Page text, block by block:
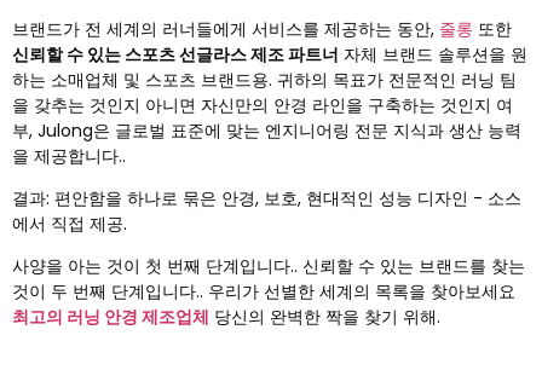
브랜드가 전 세계의 러너들에게 서비스를 제공하는 동안, 줄롱 또한
신뢰할 수 있는 스포츠 선글라스 제조 파트너 자체 브랜드 솔루션을 원
하는 소매업체 및 스포츠 브랜드용. 귀하의 목표가 전문적인 러닝 팀
을 갖추는 것인지 아니면 자신만의 안경 라인을 구축하는 것인지 여
부, Julong은 글로벌 표준에 맞는 엔지니어링 전문 지식과 생산 능력
을 제공합니다..
결과: 편안함을 하나로 묶은 안경, 보호, 현대적인 성능 디자인 - 소스
에서 직접 제공.
사양을 아는 것이 첫 번째 단계입니다.. 신뢰할 수 있는 브랜드를 찾는
것이 두 번째 단계입니다.. 우리가 선별한 세계의 목록을 찾아보세요
최고의 러닝 안경 제조업체 당신의 완벽한 짝을 찾기 위해.